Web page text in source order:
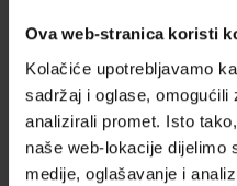
Ova web-stranica koristi
Kolačiće upotrebljavamo
sadržaj i oglase, omogućili
analizirali promet. Isto
naše web-lokacije dijelimo
medije, oglašavanje i
Country Candle Candy Cane
Lane srednja mirisna svijeća
s 2 fitilja (453 g)
Srednje svijeće Country
Candle težine 453 g